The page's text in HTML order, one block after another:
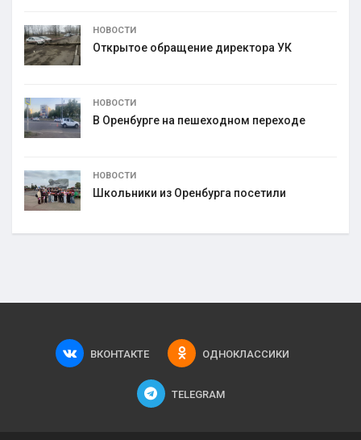
НОВОСТИ
Открытое обращение директора УК
НОВОСТИ
В Оренбурге на пешеходном переходе
НОВОСТИ
Школьники из Оренбурга посетили
ВКОНТАКТЕ ОДНОКЛАССИКИ
TELEGRAM